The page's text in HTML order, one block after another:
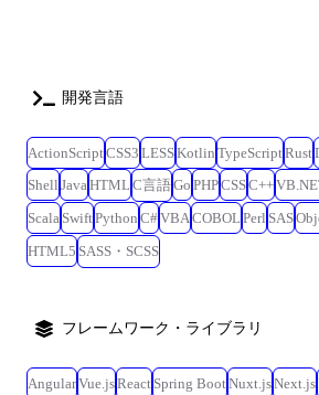
ザインツール: Figma ・タスク管理: GitHub
Workspace 【キャリア】 ご本人の希望や組織の状態に合わせて、マネジ
メントとスペシャリストの2つのキャリアをご
開発言語
ActionScriptCSS3 LESSKotlin TypeScriptRust
Shell Java HTML C言語Go PHPCSSC++
Scala SwiftPython C#VBA COBOL Perl SAS
HTML5 SASS・SCSS
フレームワーク・ライブラリ
AngularVue.jsReact Spring BootNuxt.jsNext.js